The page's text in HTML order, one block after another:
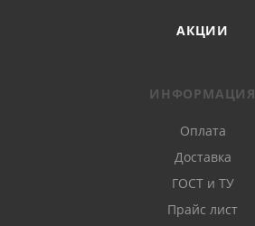
АКЦИИ
ИНФОРМАЦИЯ
Оплата
Доставка
ГОСТ и ТУ
Прайс лист